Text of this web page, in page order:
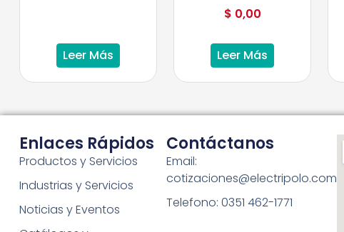
Leer Más
$ 0,00
Leer Más
Enlaces Rápidos
Productos y Servicios
Industrias y Servicios
Noticias y Eventos
Contáctanos
Email:
cotizaciones@electripolo.com
Telefono: 0351 462-1771